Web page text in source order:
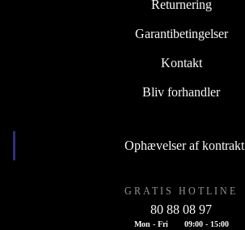
Returnering
Garantibetingelser
Kontakt
Bliv forhandler
Ophævelser af kontrakt
GRATIS HOTLINE
80 88 08 97
Mon - Fri 09:00 - 15:00